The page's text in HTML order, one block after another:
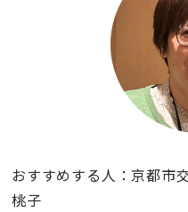
おすすめする人：京都
桃子